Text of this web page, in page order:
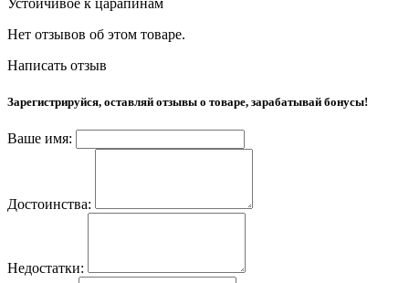
Устойчивое к царапинам
Нет отзывов об этом товаре.
Написать отзыв
Зарегистрируйся, оставляй отзывы о товаре, зарабатывай бонусы!
Ваше имя:
Достоинства:
Недостатки: